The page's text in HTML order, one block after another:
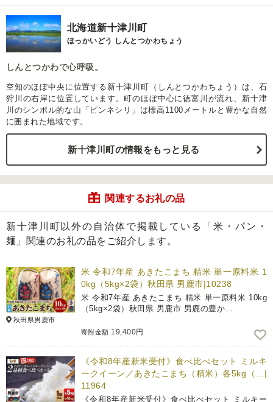
北海道新十津川町
ほっかいどう しんとつかわちょう
しんとつかわで心呼吸。
空知のほぼ中央に位置する新十津川町（しんとつかわちょう）は、石
狩川の右岸に位置しています。町のほぼ中心に徳富川が流れ、新十津
川のシンボル的な山「ピンネシリ」は標高1100メートルと豊かな自然
に囲まれた地域です。
新十津川町の情報をもっと見る
関連するお礼の品
新十津川町以外の自治体で掲載している「米・パン・
麺」関連のお礼の品をご紹介します。
秋田県男鹿市
米 令和7年産 あきたこまち 精米 単一原料米 1
0kg（5kg×2袋）秋田県 男鹿市|10238
米 令和7年産 あきたこまち 精米 単一原料米 10kg
（5kg×2袋）秋田県 男鹿市 男鹿の豊か…
寄附金額 19,400円
《令和8年産新米受付》食べ比べセット ミルキ
ークイーン／あきたこまち（精米）各5kg（…|
11964
《令和8年産新米受付》食べ比べセット ミルキー